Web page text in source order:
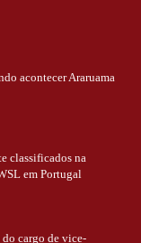
acontecer Araruama
classificados na
em Portugal
cargo de vice-